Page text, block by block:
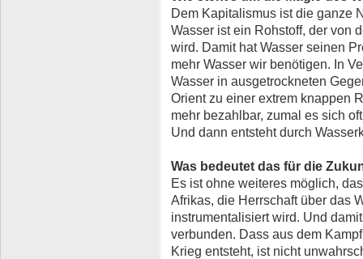
Dem Kapitalismus ist die ganze
Wasser ist ein Rohstoff, der von
wird. Damit hat Wasser seinen
mehr Wasser wir benötigen. In
Wasser in ausgetrockneten
Orient zu einer extrem knappen
mehr bezahlbar, zumal es sich
Und dann entsteht durch
Was bedeutet das für die
Es ist ohne weiteres möglich,
Afrikas, die Herrschaft über das
instrumentalisiert wird. Und
verbunden. Dass aus dem
Krieg entsteht, ist nicht